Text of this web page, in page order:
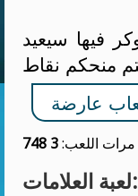
جوكر فيها سيعيد
عارضة
مرات اللعب:3 748
لعبة العلامات: